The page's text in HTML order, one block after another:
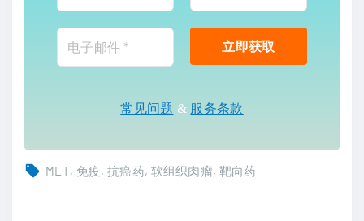
常见问题 & 服务条款
MET 免疫 抗癌药 软组织肉瘤 靶向药